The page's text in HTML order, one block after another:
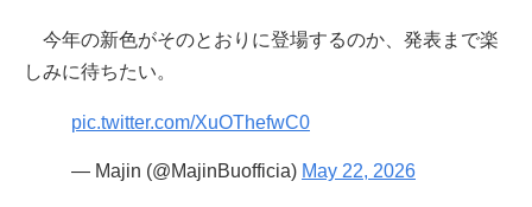
今年の新色がそのとおりに登場するのか、発表まで楽
しみに待ちたい。
pic.twitter.com/XuOThefwC0
— Majin (@MajinBuofficia) May 22, 2026